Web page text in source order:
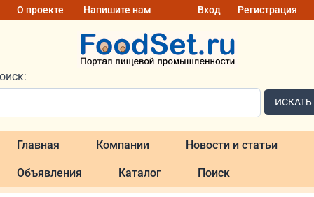
О проекте Напишите нам Вход Регистрация
ИСКАТЬ
Главная Компании Новости и статьи
Объявления Каталог Поиск